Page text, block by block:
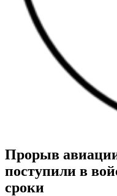
ВОЕННЫЕ СТРАНИЦЫ
СТАТЬИ ВОЕННОЙ
Прорыв
поступили в
сроки